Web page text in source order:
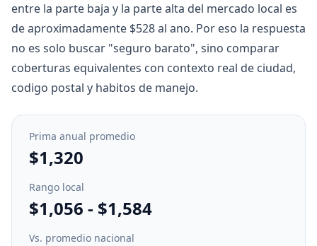
entre la parte baja y la parte alta del mercado local es
de aproximadamente $528 al ano. Por eso la respuesta
no es solo buscar "seguro barato", sino comparar
coberturas equivalentes con contexto real de ciudad,
codigo postal y habitos de manejo.
Prima anual promedio
$1,320
Rango local
$1,056 - $1,584
Vs. promedio nacional